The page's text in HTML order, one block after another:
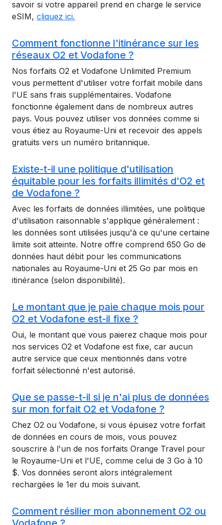
savoir si votre appareil prend en charge le service
eSIM, cliquez ici.
Comment fonctionne l'itinérance sur les
réseaux O2 et Vodafone ?
Nos forfaits O2 et Vodafone Unlimited Premium
vous permettent d'utiliser votre forfait mobile dans
l'UE sans frais supplémentaires. Vodafone
fonctionne également dans de nombreux autres
pays. Vous pouvez utiliser vos données comme si
vous étiez au Royaume-Uni et recevoir des appels
gratuits vers un numéro britannique.
Existe-t-il une politique d'utilisation
équitable pour les forfaits illimités d'O2 et
de Vodafone ?
Avec les forfaits de données illimitées, une politique
d'utilisation raisonnable s'applique généralement :
les données sont utilisées jusqu'à ce qu'une certaine
limite soit atteinte. Notre offre comprend 650 Go de
données haut débit pour les communications
nationales au Royaume-Uni et 25 Go par mois en
itinérance (selon disponibilité).
Le montant que je paie chaque mois pour
O2 et Vodafone est-il fixe ?
Oui, le montant que vous paierez chaque mois pour
nos services O2 et Vodafone est fixe, car aucun
autre service que ceux mentionnés dans votre
forfait sélectionné n'est autorisé.
Que se passe-t-il si je n'ai plus de données
sur mon forfait O2 et Vodafone ?
Chez O2 ou Vodafone, si vous épuisez votre forfait
de données en cours de mois, vous pouvez
souscrire à l'un de nos forfaits Orange Travel pour
le Royaume-Uni et l'UE, comme celui de 3 Go à 10
$. Vos données seront alors intégralement
rechargées le 1er du mois suivant.
Comment résilier mon abonnement O2 ou